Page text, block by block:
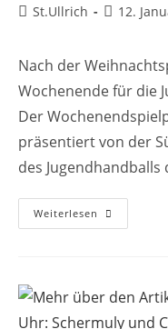
Beitrags-
St.Ullrich
Beitrag
12.
Nach der
Wochenende für die
Der
präsentiert von der
des Jugendhandballs
Weiterlesen HSG
–